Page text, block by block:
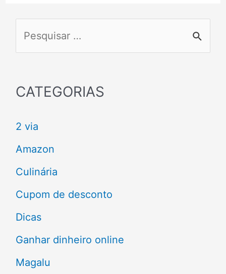
q
i
s
a
r
CATEGORIAS
2 via
Amazon
Culinária
Cupom de desconto
Dicas
Ganhar dinheiro online
Magalu